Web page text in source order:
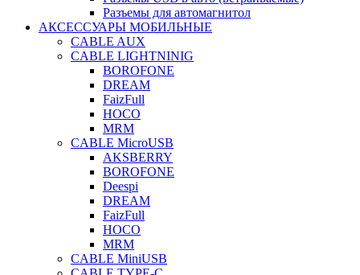
Разъемы для автомагнитол
АКСЕССУАРЫ МОБИЛЬНЫЕ
CABLE AUX
CABLE LIGHTNINIG
BOROFONE
DREAM
FaizFull
HOCO
MRM
CABLE MicroUSB
AKSBERRY
BOROFONE
Deespi
DREAM
FaizFull
HOCO
MRM
CABLE MiniUSB